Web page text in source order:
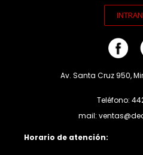
Av. Santa Cruz 950,
Teléfono:
mail:
Horario de atención: